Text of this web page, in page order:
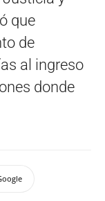
que
de
al ingreso
donde